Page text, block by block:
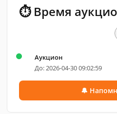
⏱ Время
Аукцион
До: 2026-04-30 09:02:59
🔔